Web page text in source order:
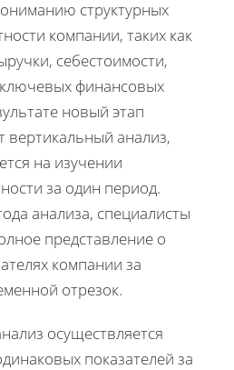
структурных
компании, таких как
себестоимости,
финансовых
новый этап
вертикальный анализ,
на изучении
за один период.
анализа, специалисты
представление о
компании за
отрезок.
осуществляется
показателей за